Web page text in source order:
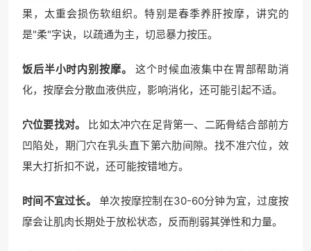
果，太重会损伤软组织。特别是春季养肝按摩，讲究的
是"柔"字诀，以疏通为主，切忌暴力按压。
饭后半小时内别按摩。
这个时候血液集中在胃部帮助消
化，按摩会分散血液供应，影响消化，还可能引起不适。
穴位要找对。
比如太冲穴在足背第一、二跖骨结合部前方
凹陷处，期门穴在乳头直下第六肋间隙。找不准穴位，效
果大打折扣不说，还可能按错地方。
时间不宜过长。
单次按摩控制在30-60分钟为宜，过度按
摩会让肌肉长期处于放松状态，反而削弱其弹性和力量。